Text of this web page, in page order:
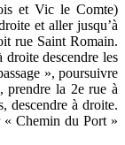
et Vic le Comte)
et aller jusqu’à
rue Saint Romain.
descendre les
», poursuivre
prendre la 2e rue à
descendre à droite.
« Chemin du Port »